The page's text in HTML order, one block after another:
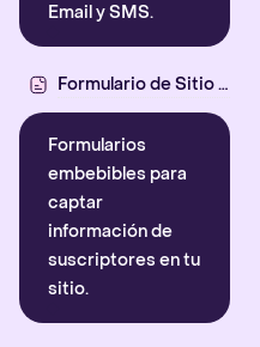
Email y SMS.
Formulario de Sitio Web
Formularios
embebibles para
captar
información de
suscriptores en tu
sitio.